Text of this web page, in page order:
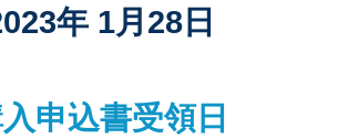
年 1月28日
申込書受領日